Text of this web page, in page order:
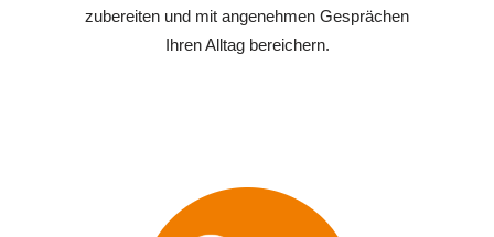
zubereiten und mit angenehmen Gesprächen
Ihren Alltag bereichern.